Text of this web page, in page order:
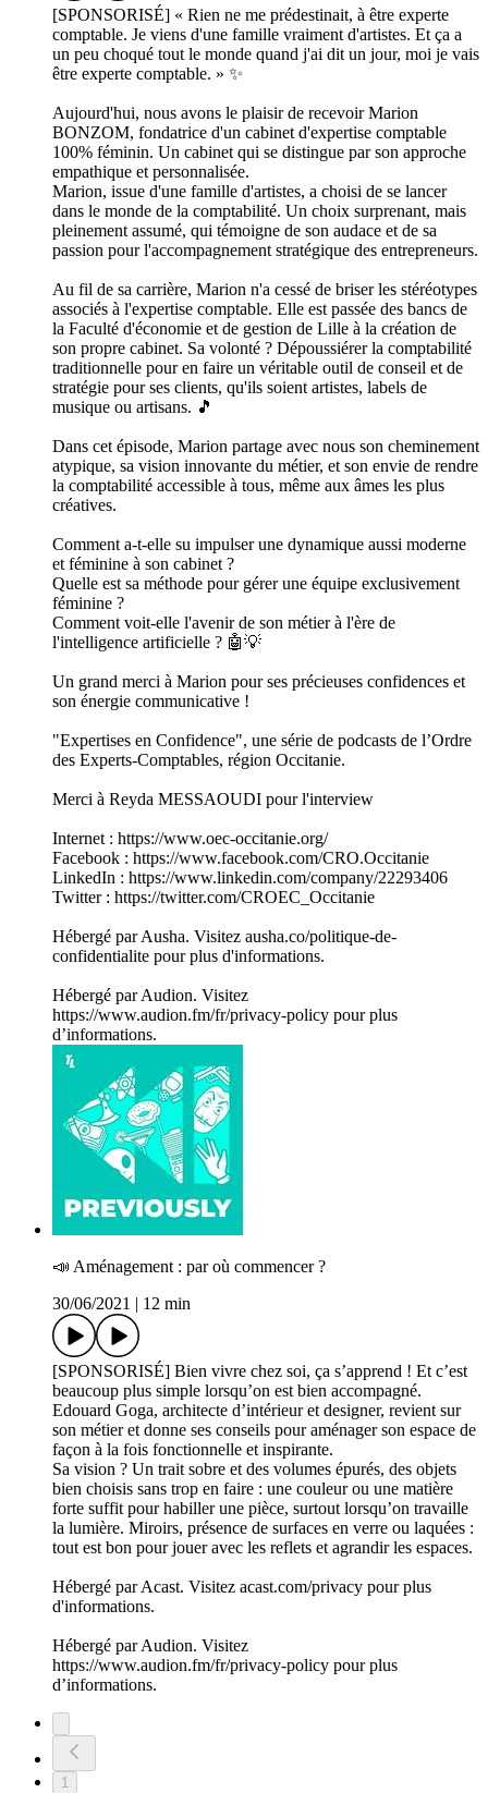
[SPONSORISÉ] « Rien ne me prédestinait, à être experte
comptable. Je viens d'une famille vraiment d'artistes. Et ça a
un peu choqué tout le monde quand j'ai dit un jour, moi je vais
être experte comptable. » ✨
Aujourd'hui, nous avons le plaisir de recevoir Marion
BONZOM, fondatrice d'un cabinet d'expertise comptable
100% féminin. Un cabinet qui se distingue par son approche
empathique et personnalisée.
Marion, issue d'une famille d'artistes, a choisi de se lancer
dans le monde de la comptabilité. Un choix surprenant, mais
pleinement assumé, qui témoigne de son audace et de sa
passion pour l'accompagnement stratégique des entrepreneurs.
Au fil de sa carrière, Marion n'a cessé de briser les stéréotypes
associés à l'expertise comptable. Elle est passée des bancs de
la Faculté d'économie et de gestion de Lille à la création de
son propre cabinet. Sa volonté ? Dépoussiérer la comptabilité
traditionnelle pour en faire un véritable outil de conseil et de
stratégie pour ses clients, qu'ils soient artistes, labels de
musique ou artisans. 🎵
Dans cet épisode, Marion partage avec nous son cheminement
atypique, sa vision innovante du métier, et son envie de rendre
la comptabilité accessible à tous, même aux âmes les plus
créatives.
Comment a-t-elle su impulser une dynamique aussi moderne
et féminine à son cabinet ?
Quelle est sa méthode pour gérer une équipe exclusivement
féminine ?
Comment voit-elle l'avenir de son métier à l'ère de
l'intelligence artificielle ? 🤖💡
Un grand merci à Marion pour ses précieuses confidences et
son énergie communicative !
"Expertises en Confidence", une série de podcasts de l’Ordre
des Experts-Comptables, région Occitanie.
Merci à Reyda MESSAOUDI pour l'interview
Internet : https://www.oec-occitanie.org/
Facebook : https://www.facebook.com/CRO.Occitanie
LinkedIn : https://www.linkedin.com/company/22293406
Twitter : https://twitter.com/CROEC_Occitanie
Hébergé par Ausha. Visitez ausha.co/politique-de-
confidentialite pour plus d'informations.
Hébergé par Audion. Visitez
https://www.audion.fm/fr/privacy-policy pour plus
d’informations.
📣 Aménagement : par où commencer ?
30/06/2021
12 min
[SPONSORISÉ] Bien vivre chez soi, ça s’apprend ! Et c’est
beaucoup plus simple lorsqu’on est bien accompagné.
Edouard Goga, architecte d’intérieur et designer, revient sur
son métier et donne ses conseils pour aménager son espace de
façon à la fois fonctionnelle et inspirante.
Sa vision ? Un trait sobre et des volumes épurés, des objets
bien choisis sans trop en faire : une couleur ou une matière
forte suffit pour habiller une pièce, surtout lorsqu’on travaille
la lumière. Miroirs, présence de surfaces en verre ou laquées :
tout est bon pour jouer avec les reflets et agrandir les espaces.
Hébergé par Acast. Visitez acast.com/privacy pour plus
d'informations.
Hébergé par Audion. Visitez
https://www.audion.fm/fr/privacy-policy pour plus
d’informations.
1